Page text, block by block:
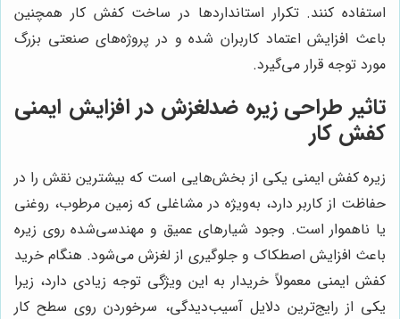
استفاده کنند. تکرار استانداردها در ساخت کفش کار همچنین
باعث افزایش اعتماد کاربران شده و در پروژه‌های صنعتی بزرگ
مورد توجه قرار می‌گیرد.
تاثیر طراحی زیره ضدلغزش در افزایش ایمنی
کفش کار
زیره کفش ایمنی یکی از بخش‌هایی است که بیشترین نقش را در
حفاظت از کاربر دارد، به‌ویژه در مشاغلی که زمین مرطوب، روغنی
یا ناهموار است. وجود شیارهای عمیق و مهندسی‌شده روی زیره
باعث افزایش اصطکاک و جلوگیری از لغزش می‌شود. هنگام خرید
کفش ایمنی معمولاً خریدار به این ویژگی توجه زیادی دارد، زیرا
یکی از رایج‌ترین دلایل آسیب‌دیدگی، سرخوردن روی سطح کار